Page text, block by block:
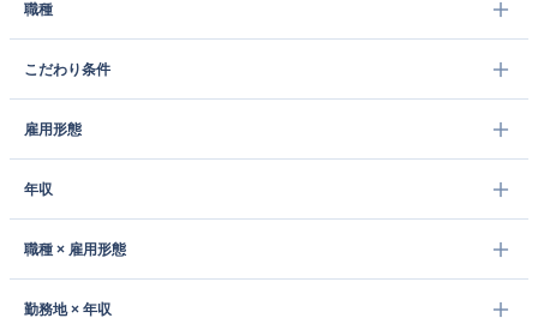
職種
こだわり条件
雇用形態
年収
職種 × 雇用形態
勤務地 × 年収